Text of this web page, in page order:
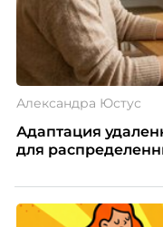
Александра Юстус
Адаптация
для